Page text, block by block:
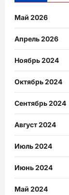
Май 2026
Апрель 2026
Ноябрь 2024
Октябрь 2024
Сентябрь 2024
Август 2024
Июль 2024
Июнь 2024
Май 2024